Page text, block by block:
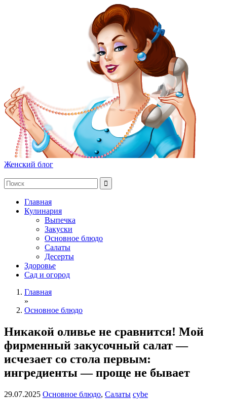
Женский блог
Главная
Кулинария
Выпечка
Закуски
Основное блюдо
Салаты
Десерты
Здоровье
Сад и огород
Главная
»
Основное блюдо
Никакой оливье не сравнится! Мой
фирменный закусочный салат —
исчезает со стола первым:
ингредиенты — проще не бывает
29.07.2025 Основное блюдо, Салаты cybe